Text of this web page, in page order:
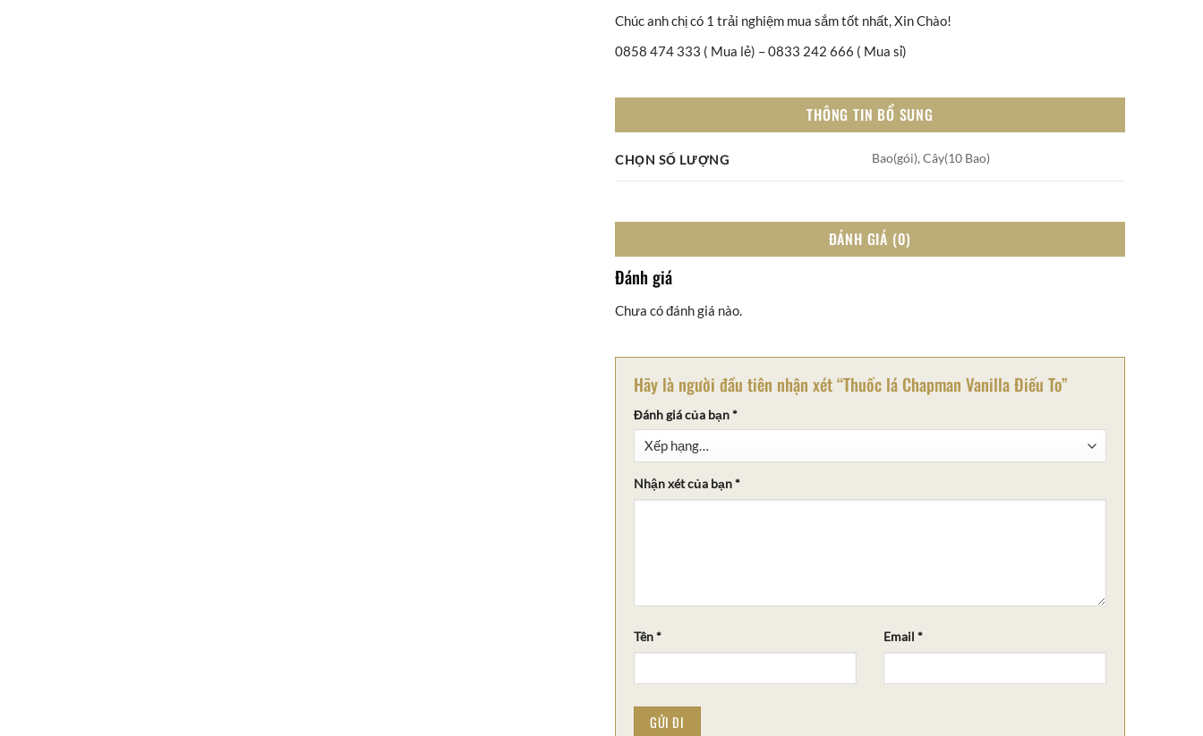
Chúc anh chị có 1 trải nghiệm mua sắm tốt nhất, Xin Chào!
0858 474 333 ( Mua lẻ) – 0833 242 666 ( Mua sỉ)
THÔNG TIN BỔ SUNG
CHỌN SỐ LƯỢNG Bao(gói), Cây(10 Bao)
ĐÁNH GIÁ (0)
Đánh giá
Chưa có đánh giá nào.
Hãy là người đầu tiên nhận xét “Thuốc lá Chapman Vanilla Điếu To”
Đánh giá của bạn*
Nhận xét của bạn*
Tên* Email *